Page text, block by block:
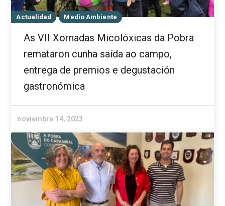
Actualidad Medio Ambiente
As VII Xornadas Micolóxicas da Pobra
remataron cunha saída ao campo,
entrega de premios e degustación
gastronómica
noviembre 14, 2023